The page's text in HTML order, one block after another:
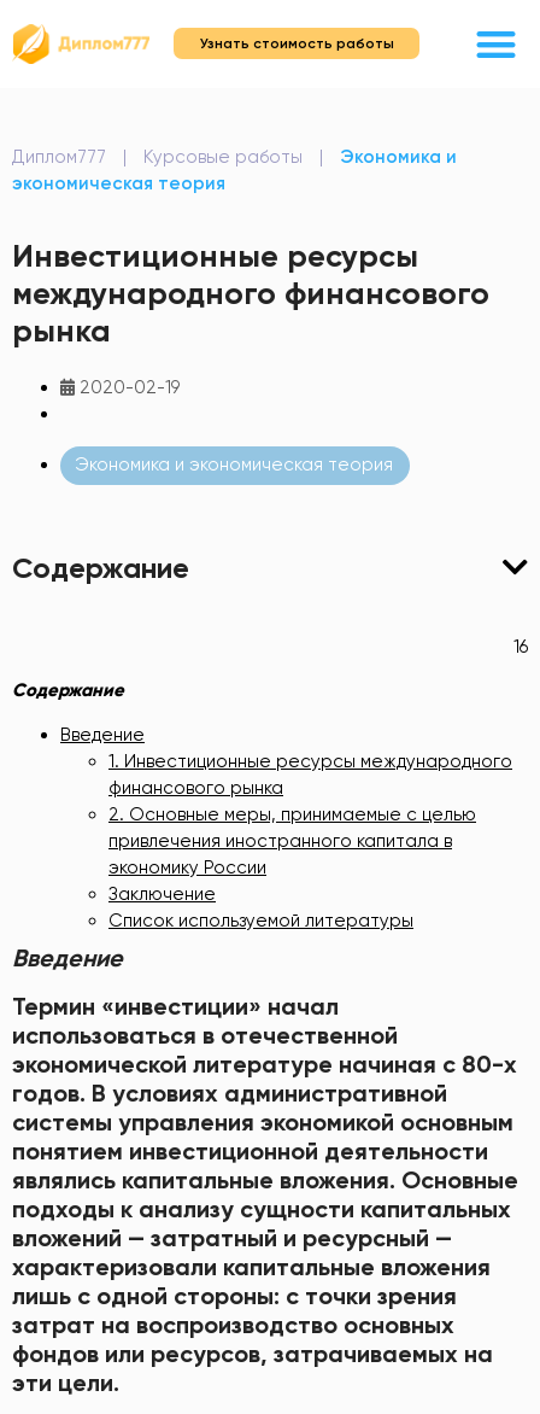
Узнать стоимость работы
Диплом777 | Курсовые работы |
Экономика и
экономическая теория
Инвестиционные ресурсы
международного финансового
рынка
2020-02-19
Экономика и экономическая теория
Содержание
16
Содержание
Введение
1. Инвестиционные ресурсы международного
финансового рынка
2. Основные меры, принимаемые с целью
привлечения иностранного капитала в
экономику России
Заключение
Список используемой литературы
Введение
Термин «инвестиции» начал
использоваться в отечественной
экономической литературе начиная с 80-х
годов. В условиях административной
системы управления экономикой основным
понятием инвестиционной деятельности
являлись капитальные вложения. Основные
подходы к анализу сущности капитальных
вложений — затратный и ресурсный —
характеризовали капитальные вложения
лишь с одной стороны: с точки зрения
затрат на воспроизводство основных
фондов или ресурсов, затрачиваемых на
эти цели.